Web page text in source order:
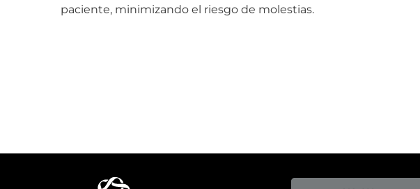
paciente, minimizando el riesgo de molestias.